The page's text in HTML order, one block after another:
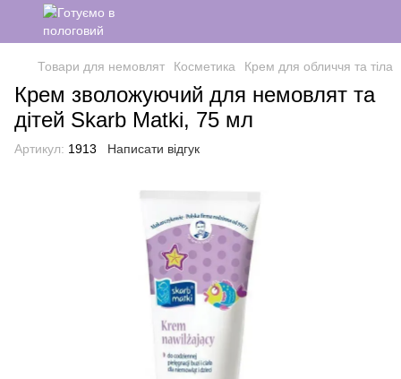
Товари для немовлят Косметика Крем для обличчя та тіла
Крем зволожуючий для немовлят та
дітей Skarb Matki, 75 мл
Артикул: 1913 Написати відгук